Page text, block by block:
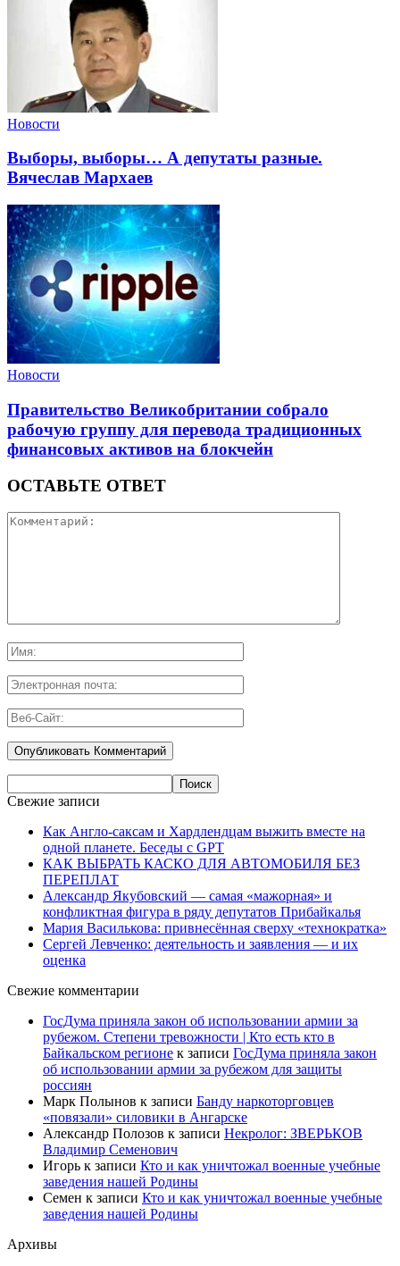
Новости
Выборы, выборы… А депутаты разные.
Вячеслав Мархаев
Новости
Правительство Великобритании собрало
рабочую группу для перевода традиционных
финансовых активов на блокчейн
ОСТАВЬТЕ ОТВЕТ
Свежие записи
Как Англо-саксам и Хардлендцам выжить вместе на
одной планете. Беседы с GPT
КАК ВЫБРАТЬ КАСКО ДЛЯ АВТОМОБИЛЯ БЕЗ
ПЕРЕПЛАТ
Александр Якубовский — самая «мажорная» и
конфликтная фигура в ряду депутатов Прибайкалья
Мария Василькова: привнесённая сверху «технократка»
Сергей Левченко: деятельность и заявления — и их
оценка
Свежие комментарии
ГосДума приняла закон об использовании армии за
рубежом. Степени тревожности | Кто есть кто в
Байкальском регионе к записи ГосДума приняла закон
об использовании армии за рубежом для защиты
россиян
Марк Полынов к записи Банду наркоторговцев
«повязали» силовики в Ангарске
Александр Полозов к записи Некролог: ЗВЕРЬКОВ
Владимир Семенович
Игорь к записи Кто и как уничтожал военные учебные
заведения нашей Родины
Семен к записи Кто и как уничтожал военные учебные
заведения нашей Родины
Архивы